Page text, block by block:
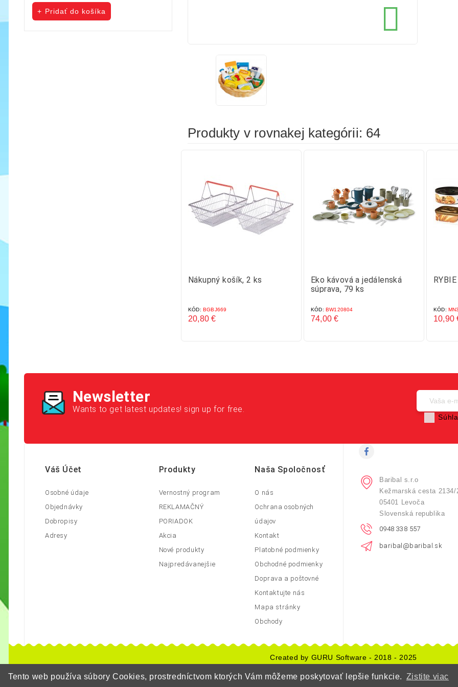
Tento web používa súbory Cookies, prostredníctvom ktorých Vám môžeme poskytovať lepšie funkcie. Zistite viac
cena
Pridať do košíka 
Produkty v rovnakej kategórii: 64
Nákupný košík, 2 ks
KÓD: BGBJ669
20,80 €
Eko kávová a jedálenská
súprava, 79 ks
KÓD: BW120804
74,00 €
KÓD:
10,90
Newsletter
Wants to get latest updates! sign up for free.
Váš Účet
Osobné údaje
Objednávky
Dobropisy
Adresy
Produkty
Vernostný program
REKLAMAČNÝ
PORIADOK
Akcia
Nové produkty
Najpredávanejšie
Naša Spoločnosť
O nás
Ochrana osobných
údajov
Kontakt
Platobné podmienky
Obchodné podmienky
Doprava a poštovné
Kontaktujte nás
Mapa stránky
Obchody
Baribal s.r.o
Kežmarská cesta 2134/
05401 Levoča
Slovenská republika
0948 338 557
baribal@baribal.sk
Created by GURU Software - 2018 - 2025